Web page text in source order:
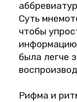
Суть
чтобы
была легче
Рифма и